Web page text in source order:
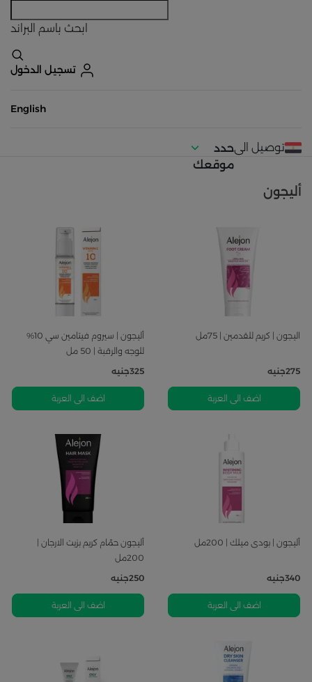
ابحث باسم البراند
تسجيل الدخول
English
توصيل الىحدد
موقعك
أليجون
اليجون | كريم للقدمين | 75مل
275جنيه
اضف الى العربة
أليجون | سيروم فيتامين سي 10%
للوجه والرقبة | 50 مل
325جنيه
اضف الى العربة
أليجون | بودى ميلك | 200مل
340جنيه
اضف الى العربة
أليجون حمّام كريم بزيت الارجان |
200مل
250جنيه
اضف الى العربة